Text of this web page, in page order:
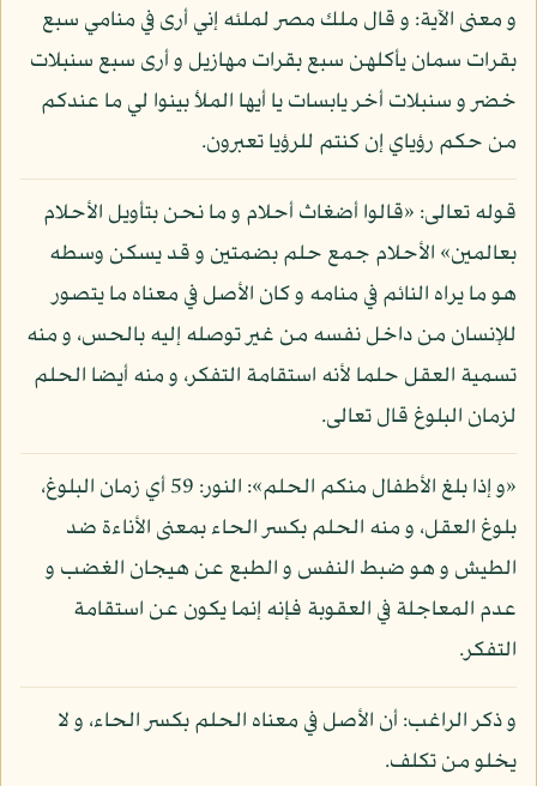
و معنى الآية: و قال ملك مصر لملئه إني أرى في منامي سبع
بقرات سمان يأكلهن سبع بقرات مهازيل و أرى سبع سنبلات
خضر و سنبلات أخر يابسات يا أيها الملأ بينوا لي ما عندكم
من حكم رؤياي إن كنتم للرؤيا تعبرون.
قوله تعالى: «قالوا أضغاث أحلام و ما نحن بتأويل الأحلام
بعالمين» الأحلام جمع حلم بضمتين و قد يسكن وسطه
هو ما يراه النائم في منامه و كان الأصل في معناه ما يتصور
للإنسان من داخل نفسه من غير توصله إليه بالحس، و منه
تسمية العقل حلما لأنه استقامة التفكر، و منه أيضا الحلم
لزمان البلوغ قال تعالى.
«و إذا بلغ الأطفال منكم الحلم»: النور: 59 أي زمان البلوغ،
بلوغ العقل، و منه الحلم بكسر الحاء بمعنى الأناءة ضد
الطيش و هو ضبط النفس و الطبع عن هيجان الغضب و
عدم المعاجلة في العقوبة فإنه إنما يكون عن استقامة
التفكر.
و ذكر الراغب: أن الأصل في معناه الحلم بكسر الحاء، و لا
يخلو من تكلف.